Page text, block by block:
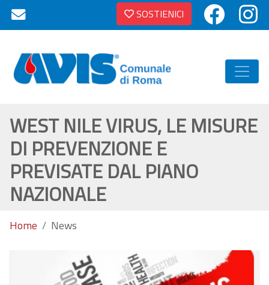
SOSTIENICI
WEST NILE VIRUS, LE MISURE
DI PREVENZIONE E
PREVISATE DAL PIANO
NAZIONALE
Home News